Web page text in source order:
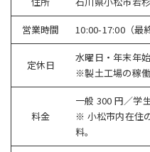
営業時間 10:00-17:00（最
定休日
⽔曜⽇・年末年始
※製⼟⼯場の稼働
料金
⼀般 300 円／学
※ ⼩松市内在住
料。